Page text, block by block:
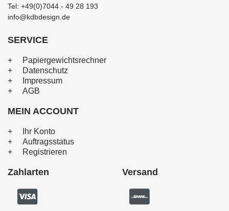
Tel: +49(0)7044 - 49 28 193
info@kdbdesign.de
SERVICE
Papiergewichtsrechner
Datenschutz
Impressum
AGB
MEIN ACCOUNT
Ihr Konto
Auftragsstatus
Registrieren
Zahlarten Versand